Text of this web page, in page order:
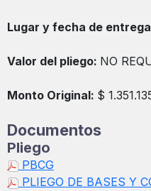
Lugar y fecha de
Valor del pliego: NO
Monto Original: $
Documentos
Pliego
PBCG
PLIEGO DE BASES Y